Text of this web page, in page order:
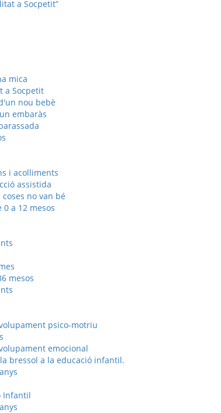
a Socpetit”
mica
a Socpetit
nou bebè
embaràs
i acolliments
assistida
coses no van bé
0 a 12 mesos
mesos
psico-motriu
emocional
bressol a la educació infantil.
Infantil